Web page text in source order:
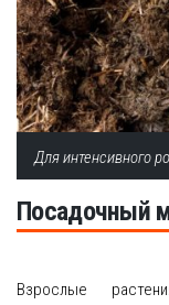
Для интенсивного
Посадочный
Взрослые